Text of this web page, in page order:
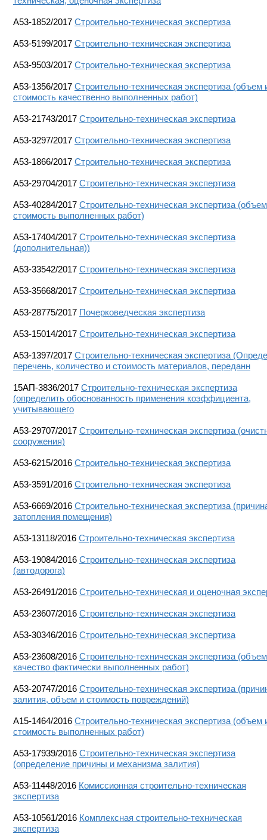
А53-1852/2017 Строительно-техническая экспертиза
А53-5199/2017 Строительно-техническая экспертиза
А53-9503/2017 Строительно-техническая экспертиза
А53-1356/2017 Строительно-техническая экспертиза (объем
стоимость качественно выполненных работ)
А53-21743/2017 Строительно-техническая экспертиза
А53-3297/2017 Строительно-техническая экспертиза
А53-1866/2017 Строительно-техническая экспертиза
А53-29704/2017 Строительно-техническая экспертиза
А53-40284/2017 Строительно-техническая экспертиза
стоимость выполненных работ)
А53-17404/2017 Строительно-техническая экспертиза
(дополнительная))
А53-33542/2017 Строительно-техническая экспертиза
А53-35668/2017 Строительно-техническая экспертиза
А53-28775/2017 Почерковедческая экспертиза
А53-15014/2017 Строительно-техническая экспертиза
А53-1397/2017 Строительно-техническая экспертиза
перечень, количество и стоимость материалов, переданн
15АП-3836/2017 Строительно-техническая экспертиза
(определить обоснованность применения коэффициента,
учитывающего
А53-29707/2017 Строительно-техническая экспертиза
сооружения)
А53-6215/2016 Строительно-техническая экспертиза
А53-3591/2016 Строительно-техническая экспертиза
А53-6669/2016 Строительно-техническая экспертиза
затопления помещения)
А53-13118/2016 Строительно-техническая экспертиза
А53-19084/2016 Строительно-техническая экспертиза
(автодорога)
А53-26491/2016 Строительно-техническая и оценочная
А53-23607/2016 Строительно-техническая экспертиза
А53-30346/2016 Строительно-техническая экспертиза
А53-23608/2016 Строительно-техническая экспертиза
качество фактически выполненных работ)
А53-20747/2016 Строительно-техническая экспертиза
залития, объем и стоимость повреждений)
A15-1464/2016 Строительно-техническая экспертиза (объем
стоимость выполненных работ)
A53-17939/2016 Строительно-техническая экспертиза
(определение причины и механизма залития)
A53-11448/2016 Комиссионная строительно-техническая
экспертиза
A53-10561/2016 Комплексная строительно-техническая
экспертиза